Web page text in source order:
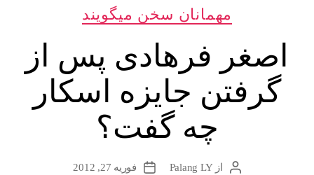
دین
دسته‌ها
مهمانان سخن میگویند
اصغر فرهادی پس از
گرفتن جایزه اسکار
چه گفت؟
نویسندهٔ
ازPalang LY
تاریخفوریه 27, 2012